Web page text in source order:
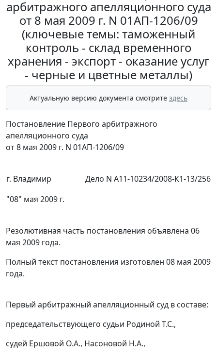
арбитражного апелляционного суда
от 8 мая 2009 г. N 01АП-1206/09
(ключевые темы: таможенный
контроль - склад временного
хранения - экспорт - оказание услуг
- черные и цветные металлы)
Актуальную версию документа смотрите здесь
Постановление Первого арбитражного
апелляционного суда
от 8 мая 2009 г. N 01АП-1206/09
г. Владимир
Дело N А11-10234/2008-К1-13/256
"08" мая 2009 г.
Резолютивная часть постановления объявлена 06
мая 2009 года.
Полный текст постановления изготовлен 08 мая 2009
года.
Первый арбитражный апелляционный суд в составе:
председательствующего судьи Родиной Т.С.,
судей Ершовой О.А., Насоновой Н.А.,